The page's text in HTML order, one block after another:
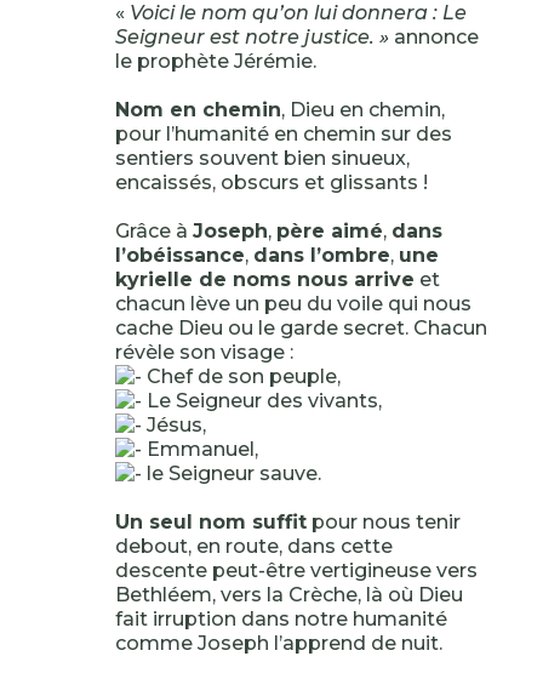
« Voici le nom qu’on lui donnera : Le
Seigneur est notre justice. » annonce
le prophète Jérémie.
Nom en chemin, Dieu en chemin,
pour l’humanité en chemin sur des
sentiers souvent bien sinueux,
encaissés, obscurs et glissants !
Grâce à Joseph, père aimé, dans
l’obéissance, dans l’ombre, une
kyrielle de noms nous arrive et
chacun lève un peu du voile qui nous
cache Dieu ou le garde secret. Chacun
révèle son visage :
Chef de son peuple,
Le Seigneur des vivants,
Jésus,
Emmanuel,
le Seigneur sauve.
Un seul nom suffitpour nous tenir
debout, en route, dans cette
descente peut-être vertigineuse vers
Bethléem, vers la Crèche, là où Dieu
fait irruption dans notre humanité
comme Joseph l’apprend de nuit.